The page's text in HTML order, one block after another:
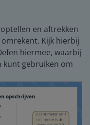
en aftrekken
Kijk hierbij
hiermee, waarbij
kunt gebruiken om